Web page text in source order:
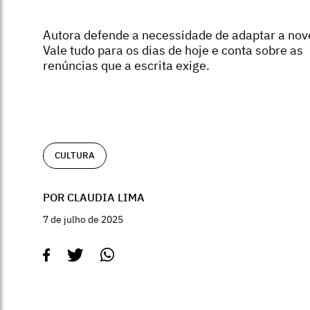
Autora defende a necessidade de adaptar a
Vale tudo para os dias de hoje e conta sobre as
renúncias que a escrita exige.
CULTURA
POR CLAUDIA LIMA
7 de julho de 2025